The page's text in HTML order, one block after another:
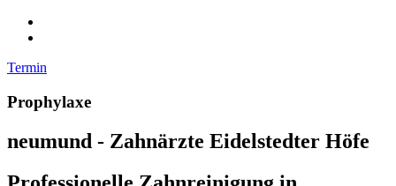
Termin
Prophylaxe
neumund - Zahnärzte Eidelstedter Höfe